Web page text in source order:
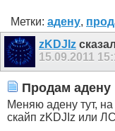
Метки: адену,
zKDJIz
15.09.2011
Продам адену
Меняю адену тут,
скайп zKDJIz или